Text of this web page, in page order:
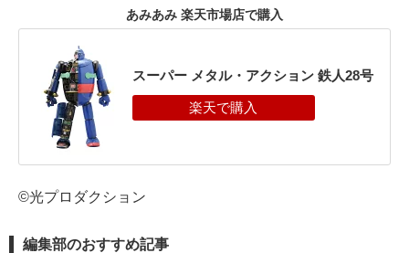
あみあみ 楽天市場店で購入
スーパー メタル・アクション 鉄人28号
©光プロダクション
編集部のおすすめ記事